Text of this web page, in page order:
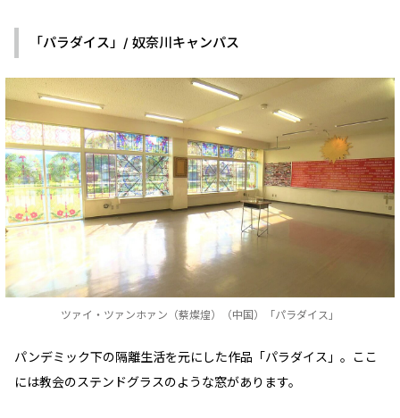
「パラダイス」/ 奴奈川キャンパス
ツァイ・ツァンホァン（蔡燦煌）（中国）「パラダイス」
パンデミック下の隔離生活を元にした作品「パラダイス」。ここ
には教会のステンドグラスのような窓があります。